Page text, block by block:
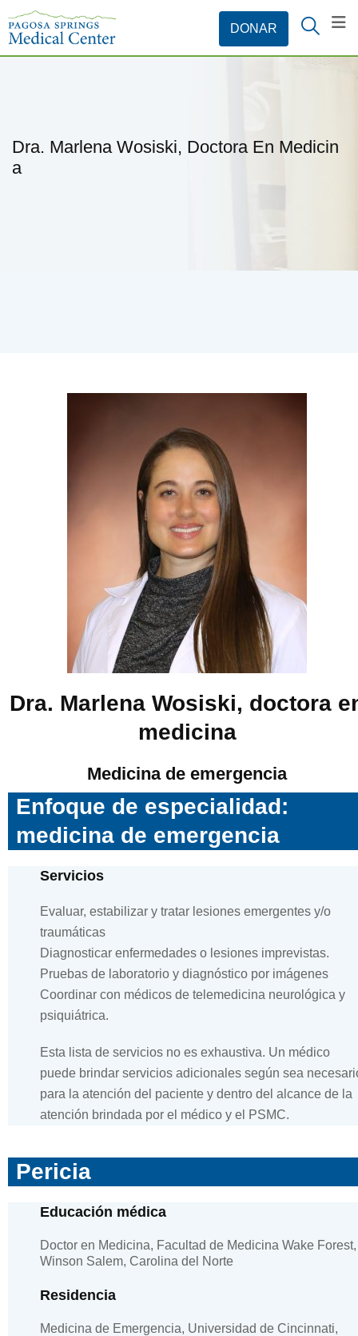
Dra. Marlena Wosiski, Doctora En Medicin
A
Dra. Marlena Wosiski, doctora
medicina
Medicina de emergencia
Enfoque de especialidad:
medicina de emergencia
Servicios
Evaluar, estabilizar y tratar lesiones emergentes y/o
traumáticas
Diagnosticar enfermedades o lesiones imprevistas.
Pruebas de laboratorio y diagnóstico por imágenes
Coordinar con médicos de telemedicina neurológica y
psiquiátrica.
Esta lista de servicios no es exhaustiva. Un médico
puede brindar servicios adicionales según sea
para la atención del paciente y dentro del alcance de la
atención brindada por el médico y el PSMC.
Pericia
Educación médica
Doctor en Medicina, Facultad de Medicina Wake Forest,
Winson Salem, Carolina del Norte
Residencia
Medicina de Emergencia, Universidad de Cincinnati,